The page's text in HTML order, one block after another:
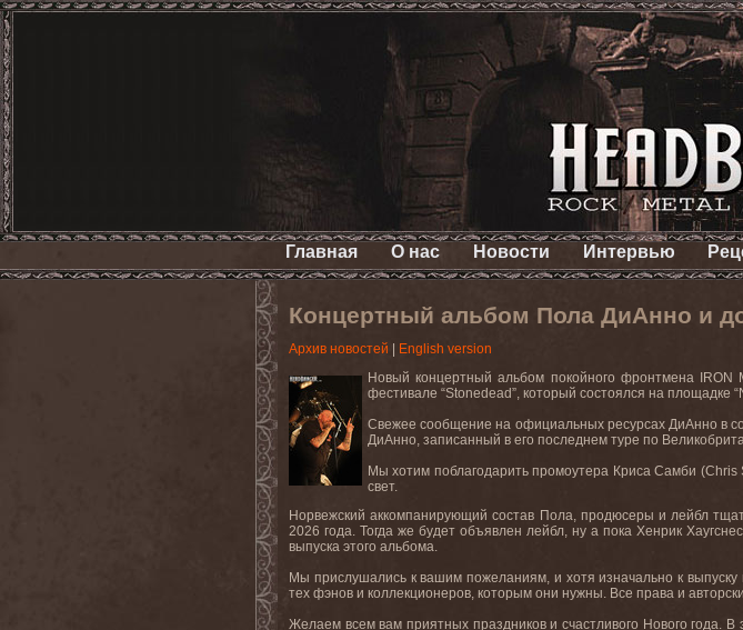
Главная О нас Новости Интервью
Концертный альбом Пола ДиАнно и
Архив новостей
English version
Новый концертный альбом покойного фронтмена
фестивале “Stonedead”, который состоялся на площадке
Свежее сообщение на официальных ресурсах ДиАнно в
ДиАнно, записанный в его последнем туре по
Мы хотим поблагодарить промоутера Криса Самби
свет.
Норвежский аккомпанирующий состав Пола, продюсеры и лейбл
2026 года. Тогда же будет объявлен лейбл, ну а пока Хенрик
выпуска этого альбома.
Мы прислушались к вашим пожеланиям, и хотя изначально к
тех фэнов и коллекционеров, которым они нужны. Все права и
Желаем всем вам приятных праздников и счастливого Нового года.